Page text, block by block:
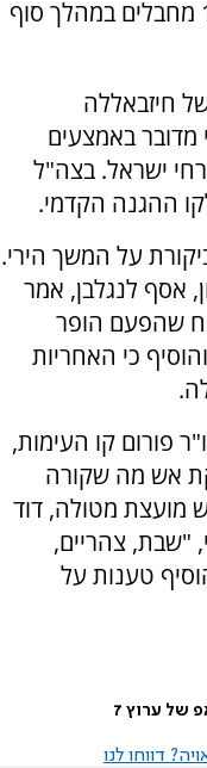
במספר מוקדים, ובסך הכל חוסלו 15 מחבלים במהלך סוף
חיזבאללה
מדובר באמצעים
ישראל. בצה"ל
ההגנה הקדמי.
על המשך הירי.
אסף לנגלבן, אמר
שהפעם הופר
כי האחריות
פורום קו העימות,
אש מה שקורה
מועצת מטולה, דוד
"שבת, צהריים,
טענות על
של ערוץ 7
דווחו לנו